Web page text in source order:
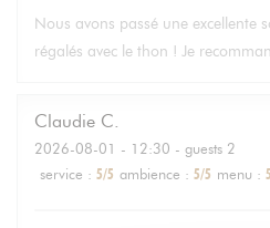
Nous avons passé une excellente
régalés avec le thon ! Je
Claudie C
2026-08-01 - 12:30 - guests 2
service : 5/5 ambience : 5/5 menu : 5